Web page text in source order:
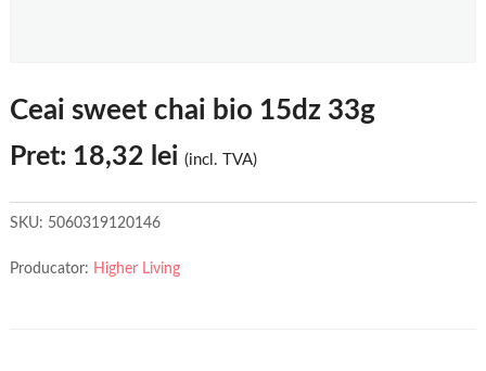
Ceai sweet chai bio 15dz 33g
Pret: 18,32 lei (incl. TVA)
SKU: 5060319120146
Producator: Higher Living